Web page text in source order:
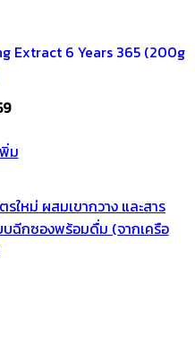
Extract 6 Years 365 (200g
ม